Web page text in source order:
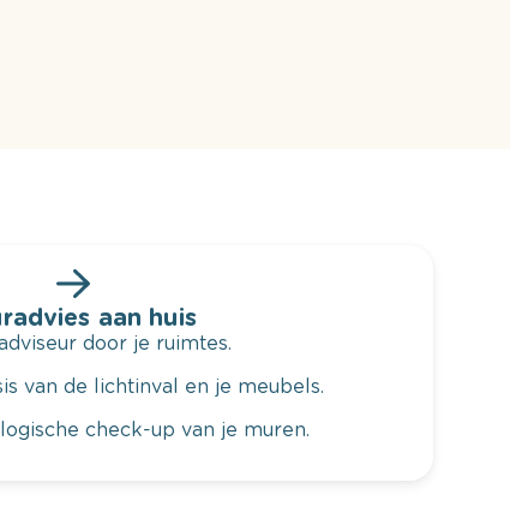
aan huis
door je ruimtes.
van de lichtinval en je meubels.
check-up van je muren.